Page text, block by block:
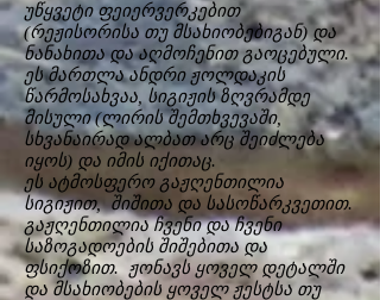
უწყვეტი ფეიერვერკებით
(რეჟისორისა თუ მსახიობებიგან) და
ნანახითა და აღმოჩენით გაოცებული.
ეს მართლა ანდრი ჟოლდაკის
წარმოსახვაა, სიგიჟის ზღვრამდე
მისული (ლირის შემთხვევაში,
სხვანაირად ალბათ არც შეიძლება
იყოს) და იმის იქითაც.
ეს ატმოსფერო გაჟღენთილია
სიგიჟით, შიშითა და სასოწარკვეთით.
გაჟღენთილია ჩვენი და ჩვენი
საზოგადოების შიშებითა და
ფსიქოზით. ჟონავს ყოველ დეტალში
და მსახიობების ყოველ ჟესტსა თუ